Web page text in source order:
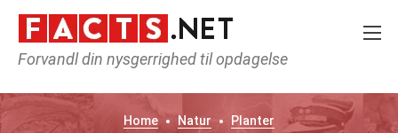
Forvandl din nysgerrighed til opdagelse
Home Natur Planter